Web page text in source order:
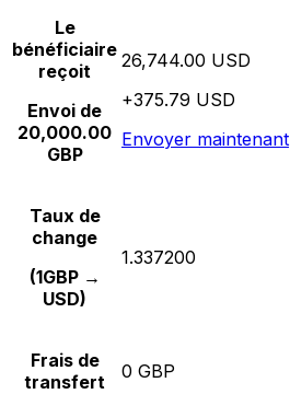
Le
bénéficiaire
reçoit
Envoi de
20,000.00
GBP
26,744.00 USD
+375.79 USD
Envoyer maintenant
Taux de
change
(1GBP →
USD)
1.337200
Frais de
transfert
0 GBP